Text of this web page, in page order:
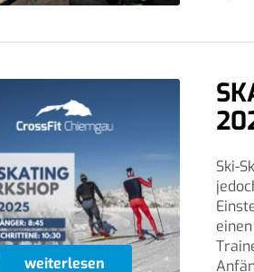
weiterlesen
Ski-